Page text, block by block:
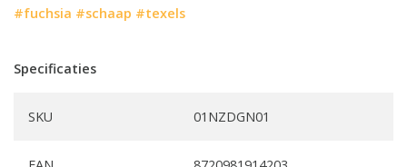
#fuchsia #schaap #texels
Specificaties
SKU 01NZDGN01